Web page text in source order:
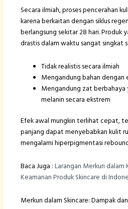
Secara ilmiah, proses pencerahan
karena berkaitan dengan siklus
berlangsung sekitar 28 hari. Produk
drastis dalam waktu sangat singkat
Tidak realistis secara ilmiah
Mengandung bahan dengan
Mengandung zat berbahaya
melanin secara ekstrem
Efek awal mungkin terlihat cepat,
panjang dapat menyebabkan kulit
mengalami hiperpigmentasi
Baca Juga :Larangan Merkuri dalam
Keamanan Produk Skincare di
Merkuri dalam Skincare: Dampak